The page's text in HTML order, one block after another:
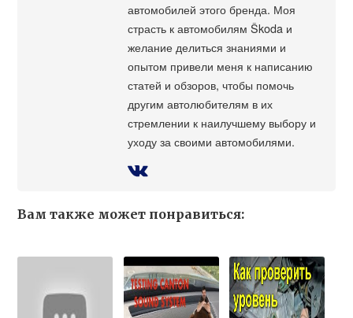
автомобилей этого бренда. Моя
страсть к автомобилям Škoda и
желание делиться знаниями и
опытом привели меня к написанию
статей и обзоров, чтобы помочь
другим автолюбителям в их
стремлении к наилучшему выбору и
уходу за своими автомобилями.
Вам также может понравиться: